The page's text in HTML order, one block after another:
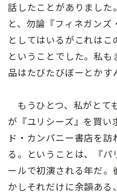
話したことがありました
と、勿論『フィネガンズ
としてはいるがこれは
ということでした。私
品はたびたびぼーとかす
もうひとつ、私がとて
が『ユリシーズ』を買い
ド・カンパニー書店を
る。ということは、『パ
ールで初演される年だ
かしそれだけに余韻ある